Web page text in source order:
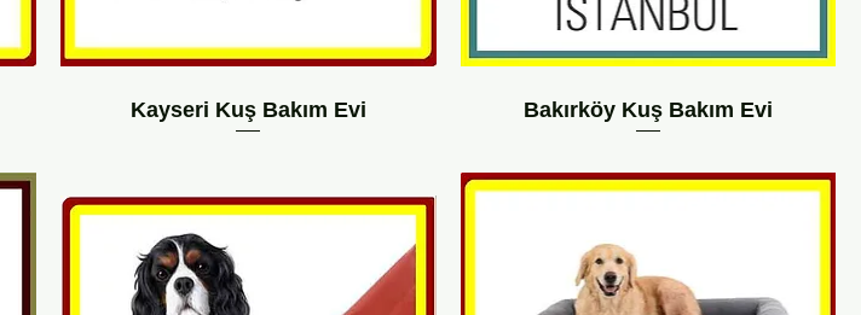
Bakırköy Kuş Bakım Evi
Kayseri Kuş Bakım Evi